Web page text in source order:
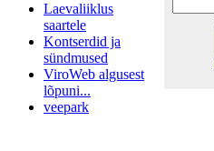
Laevaliiklus
saartele
Kontserdid ja
sündmused
ViroWeb algusest
lõpuni...
veepark